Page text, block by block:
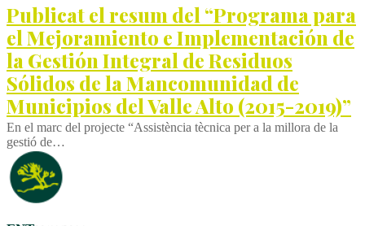
Publicat el resum del “Programa para
el Mejoramiento e Implementación de
la Gestión Integral de Residuos
Sólidos de la Mancomunidad de
Municipios del Valle Alto (2015-2019)”
En el marc del projecte “Assistència tècnica per a la millora de la
gestió de…